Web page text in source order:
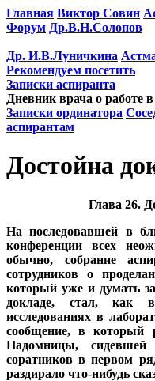
Главная Виктор Совин
Форум Др.В.Н.Солопов
Др. И.В.Луничкина
Рекомендуем посетить
Записки аспиранта
Дневник врача о работе
Записки ординатора
аспирантам
Достойна
Глава 26.
На последовавшей в
конференции всех
обычно, собрание
сотрудников о
который уже и думать
докладе, стал, как
исследованиях в
сообщение, в который
Надомницы,
соратников в первом
раздирало что-нибудь